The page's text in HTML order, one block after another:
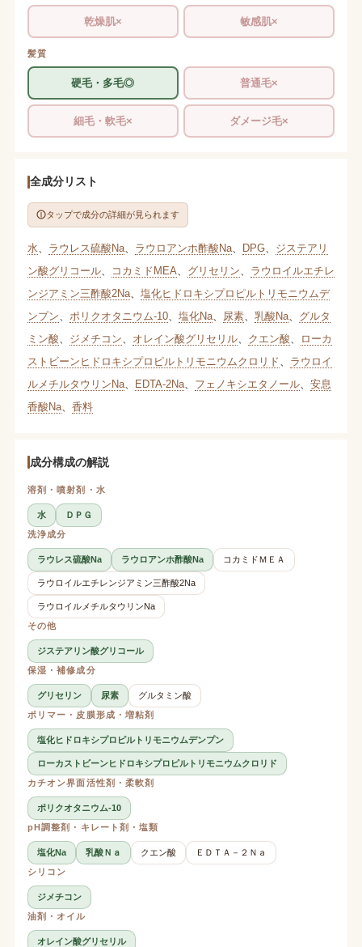
乾燥肌× 敏感肌×
髪質
硬毛・多毛◎ 普通毛×
細毛・軟毛× ダメージ毛×
全成分リスト
タップで成分の詳細が見られます
水 ラウレス硫酸Na、 ラウロアンホ酢酸Na、 DPG、 ジステアリ
ン酸グリコール、 コカミドMEA グリセリン
ラウロイルエチレ
ンジアミン三酢酸2Na、 塩化ヒドロキシプロピルトリモニウムデ
ンプン
ポリクオタニウム-10、 塩化Na、 尿素、 乳酸Na、 グルタ
ミン酸
ジメチコン オレイン酸グリセリル、 クエン酸
ローカ
ストビーンヒドロキシプロピルトリモニウムクロリド
ラウロイ
ルメチルタウリンNa、 EDTA-2Na、 フェノキシエタノール、 安息
香酸Na、 香料
成分構成の解説
溶剤・噴射剤・水
水
ＤＰＧ
洗浄成分
ラウレス硫酸Na ラウロアンホ酢酸Na コカミドＭＥＡ
ラウロイルエチレンジアミン三酢酸2Na
ラウロイルメチルタウリンNa
その他
ジステアリン酸グリコール
保湿・補修成分
グリセリン 尿素
グルタミン酸
ポリマー・皮膜形成・増粘剤
塩化ヒドロキシプロピルトリモニウムデンプン
ローカストビーンヒドロキシプロピルトリモニウムクロリド
カチオン界面活性剤・柔軟剤
ポリクオタニウム-10
pH調整剤・キレート剤・塩類
塩化Na 乳酸Ｎａ クエン酸
ＥＤＴＡ－２Ｎａ
シリコン
ジメチコン
油剤・オイル
オレイン酸グリセリル